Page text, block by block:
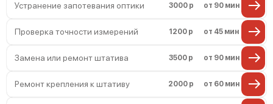
Устранение запотевания оптики 3000 р от 90 мин
Проверка точности измерений 1200 р от 45 мин
Замена или ремонт штатива 3500 р от 90 мин
Ремонт крепления к штативу 2000 р от 60 мин